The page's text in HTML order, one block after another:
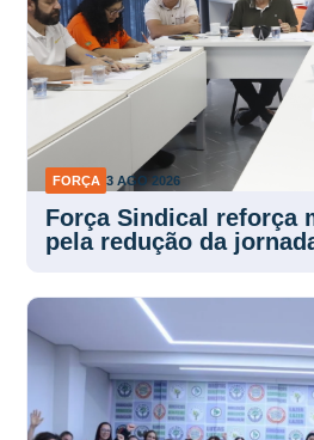
FORÇA 3 AGO 2026
Força Sindical reforça
pela redução da